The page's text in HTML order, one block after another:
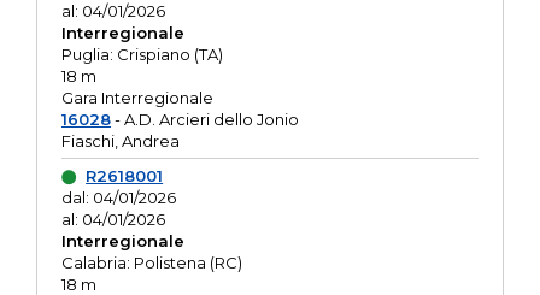
al: 04/01/2026
Interregionale
Puglia: Crispiano (TA)
18 m
Gara Interregionale
16028- A.D. Arcieri dello Jonio
Fiaschi, Andrea
R2618001
dal: 04/01/2026
al: 04/01/2026
Interregionale
Calabria: Polistena (RC)
18 m